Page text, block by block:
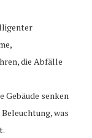
die Abfälle
Gebäude senken
was